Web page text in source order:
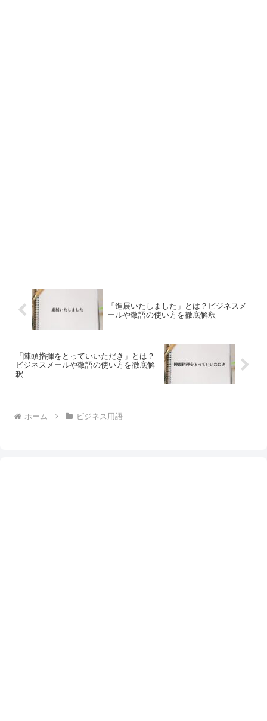
「進展いたしました」とは？ビジネスメ
ールや敬語の使い方を徹底解釈
「陣頭指揮をとっていいただき」とは？
ビジネスメールや敬語の使い方を徹底解
釈
ホーム ビジネス用語